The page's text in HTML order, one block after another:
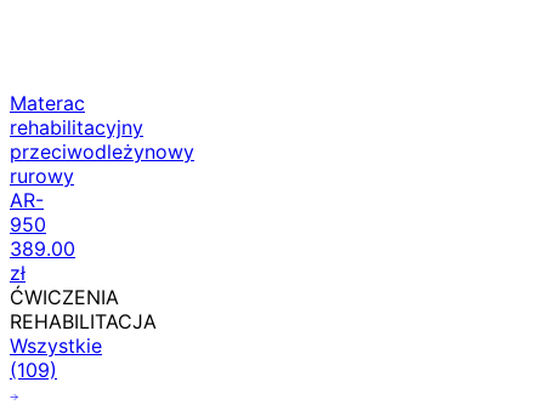
Materac
rehabilitacyjny
przeciwodleżynowy
rurowy
AR-
950
389.00
zł
ĆWICZENIA
REHABILITACJA
Wszystkie
(109)